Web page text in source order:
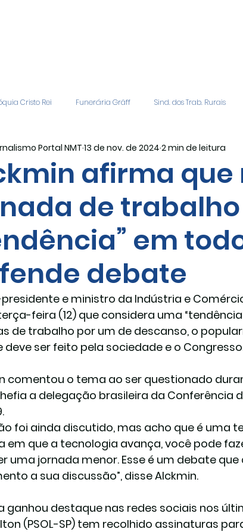
Cristo Rei Funerária Gräff Sind. dos Trab. Rurais
Geral Patrocinadores Vagas de Emprego
Sindicato Rural Adriane Veiga
afirma que
de
em
debate
Portal NMT 13 de nov. de 2024 2 min de leitura
e ministro da Indústria e
feira (12) que considera uma
de trabalho por um de descanso, o
deve ser feito pela sociedade e o
comentou o tema ao ser questionado
a delegação brasileira da Conferência
foi ainda discutido, mas acho que é uma
em que a tecnologia avança, você pode
uma jornada menor. Esse é um debate
a sua discussão”, disse Alckmin.
ganhou destaque nas redes sociais nos
(PSOL-SP) tem recolhido assinaturas